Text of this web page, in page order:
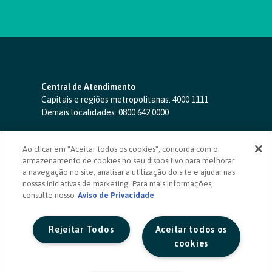
Central de Atendimento
Capitais e regiões metropolitanas: 4000 1111
Demais localidades: 0800 642 0000
SAC 24 horas-0800 724 4420
Ouvidoria
0800 725 0996
(de segunda a sexta, das 8h às 20h)
ouvidoriasicoob.com.br
Deficientes auditivos ou de fala
Ao clicar em "Aceitar todos os cookies", concorda com o
armazenamento de cookies no seu dispositivo para melhorar
a navegação no site, analisar a utilização do site e ajudar nas
nossas iniciativas de marketing. Para mais informações,
consulte nosso Aviso de Privacidade
Aceitar todos os
cookies
Rejeitar Todos